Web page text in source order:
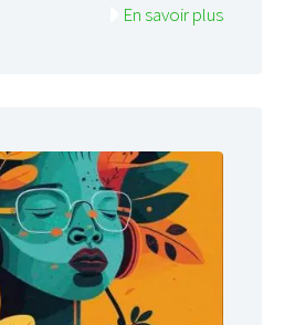
En savoir plus